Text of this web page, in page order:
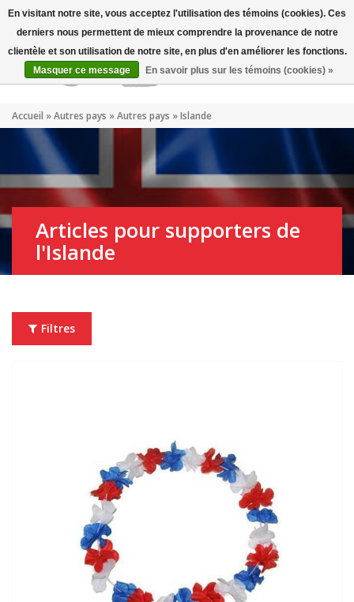
Mon compte FR
Accueil »Autres pays »Autres pays »Islande
Articles pour supporters de
l'Islande
Filtres
En visitant notre site, vous acceptez l'utilisation des témoins (cookies). Ces
derniers nous permettent de mieux comprendre la provenance de notre
clientèle et son utilisation de notre site, en plus d'en améliorer les fonctions.
Masquer ce message
En savoir plus sur les témoins (cookies) »